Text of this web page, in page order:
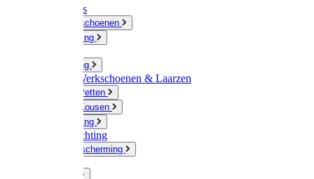
Disposables
Werkhandschoenen
Regenkleding
Werkkleding
Wandel-/ Werkschoenen & Laarzen
Hoeden / Petten
Sokken / Kousen
Winterkleding
Winkelinrichting
Gelaatsbescherming